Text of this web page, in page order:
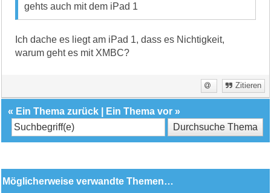
gehts auch mit dem iPad 1
Ich dache es liegt am iPad 1, dass es Nichtigkeit,
warum geht es mit XMBC?
Zitieren
« Ein Thema zurück Ein Thema vor »
Möglicherweise verwandte Themen…